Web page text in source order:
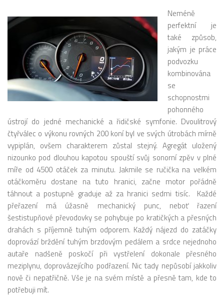
Neméně
perfektní je
také způsob,
jakým je práce
podvozku
kombinována
se
schopnostmi
pohonného
ústrojí do jedné mechanické a řidičské symfonie. Dvoulitrový
čtyřválec o výkonu rovných 200 koní byl ve svých útrobách mírně
vypiplán, ovšem charakterem zůstal stejný. Agregát uložený
nizounko pod dlouhou kapotou spouští svůj sonorní zpěv v plné
míře od 4500 otáček za minutu. Jakmile se ručička na velkém
otáčkoměru dostane na tuto hranici, začne motor pořádně
táhnout a postupně graduje až za hranici sedmi tisíc. Každé
přeřazení má úžasně mechanický punc, neboť řazení
šestistupňové převodovky se pohybuje po kratičkých a přesných
drahách s příjemně tuhým odporem. Každý nájezd do zatáčky
doprovází brždění tuhým brzdovým pedálem a srdce nejednoho
autaře nadšeně poskočí při vystřelení dokonale přesného
meziplynu, doprovázejícího podřazení. Nic tady nepůsobí jakkoliv
nově či nepatřičně. Vše je na svém místě a přesně tam, kde to
potřebuji mít.